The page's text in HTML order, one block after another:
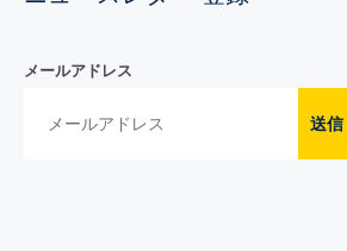
メールアドレス
送信